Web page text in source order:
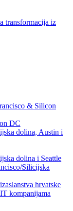
transformacija iz
& Silicon
DC
dolina, Austin i
dolina i Seattle
Silicijska
hrvatske
kompanijama